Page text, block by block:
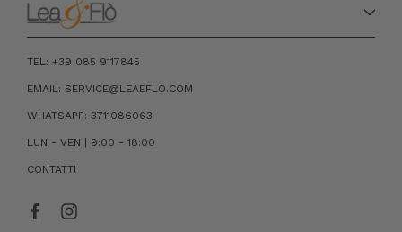
TEL: +39 085 9117845
EMAIL: SERVICE@LEAEFLO.COM
WHATSAPP: 3711086063
LUN - VEN | 9:00 - 18:00
CONTATTI